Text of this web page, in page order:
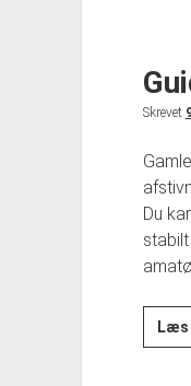
Skrevet
Du
Læs